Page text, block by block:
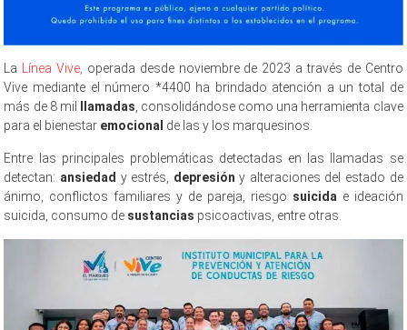
La Línea Vive, operada desde noviembre de 2023 a través de Centro
Vive mediante el número *4400 ha brindado atención a un total de
más de 8 mil
llamadas, consolidándose como una herramienta clave
para el bienestar emocional de las y los marquesinos.
Entre las principales problemáticas detectadas en las llamadas se
detectan: ansiedad y estrés, depresión y alteraciones del estado de
ánimo, conflictos familiares y de pareja, riesgo suicidae ideación
suicida, consumo de sustancias psicoactivas, entre otras.